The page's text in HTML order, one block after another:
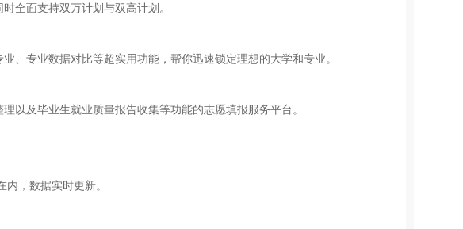
全面支持双万计划与双高计划。
、专业数据对比等超实用功能，帮你迅速锁定理想的大学和专业。
以及毕业生就业质量报告收集等功能的志愿填报服务平台。
，数据实时更新。